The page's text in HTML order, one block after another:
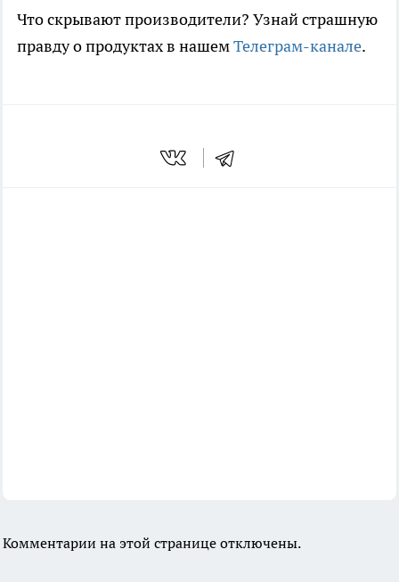
Что скрывают производители? Узнай страшную
правду о продуктах в нашемТелеграм-канале.
Комментарии на этой странице отключены.